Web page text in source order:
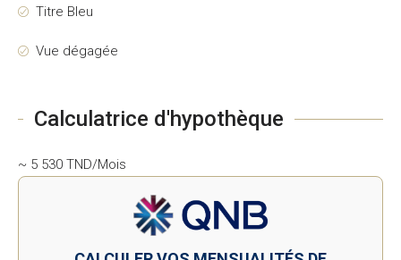
Titre Bleu
Vue dégagée
Calculatrice d'hypothèque
~ 5 530 TND/Mois